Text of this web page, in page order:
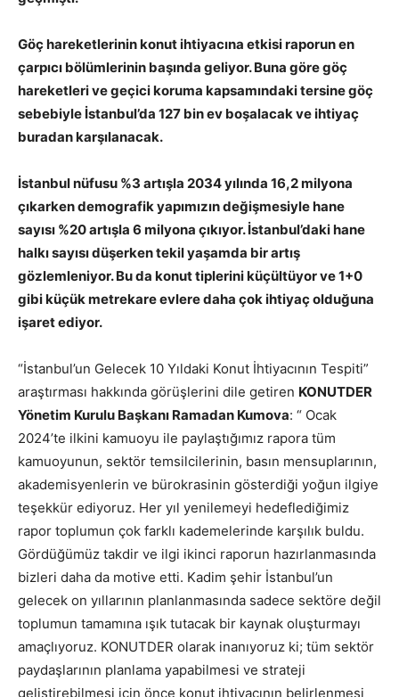
Göç hareketlerinin konut ihtiyacına etkisi raporun en
çarpıcı bölümlerinin başında geliyor. Buna göre göç
hareketleri ve geçici koruma kapsamındaki tersine göç
sebebiyle İstanbul’da 127 bin ev boşalacak ve ihtiyaç
buradan karşılanacak.
İstanbul nüfusu %3 artışla 2034 yılında 16,2 milyona
çıkarken demografik yapımızın değişmesiyle hane
sayısı %20 artışla 6 milyona çıkıyor. İstanbul’daki hane
halkı sayısı düşerken tekil yaşamda bir artış
gözlemleniyor. Bu da konut tiplerini küçültüyor ve 1+0
gibi küçük metrekare evlere daha çok ihtiyaç olduğuna
işaret ediyor.
“İstanbul’un Gelecek 10 Yıldaki Konut İhtiyacının Tespiti”
araştırması hakkında görüşlerini dile getiren KONUTDER
Yönetim Kurulu Başkanı Ramadan Kumova: “ Ocak
2024’te ilkini kamuoyu ile paylaştığımız rapora tüm
kamuoyunun, sektör temsilcilerinin, basın mensuplarının,
akademisyenlerin ve bürokrasinin gösterdiği yoğun ilgiye
teşekkür ediyoruz. Her yıl yenilemeyi hedeflediğimiz
rapor toplumun çok farklı kademelerinde karşılık buldu.
Gördüğümüz takdir ve ilgi ikinci raporun hazırlanmasında
bizleri daha da motive etti. Kadim şehir İstanbul’un
gelecek on yıllarının planlanmasında sadece sektöre değil
toplumun tamamına ışık tutacak bir kaynak oluşturmayı
amaçlıyoruz. KONUTDER olarak inanıyoruz ki; tüm sektör
paydaşlarının planlama yapabilmesi ve strateji
geliştirebilmesi için önce konut ihtiyacının belirlenmesi